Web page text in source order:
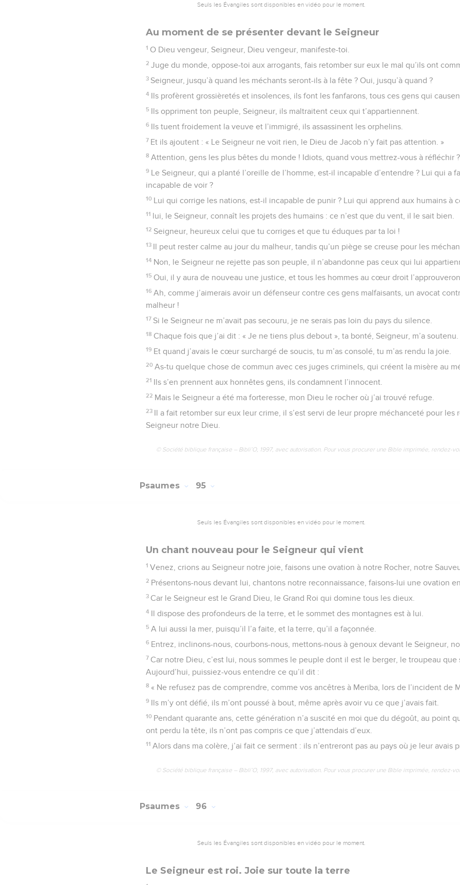
Seuls les Évangiles sont disponibles en vidéo pour le moment.
Au moment de se présenter devant le Seigneur
1 O Dieu vengeur, Seigneur, Dieu vengeur, manifeste-toi.
2 Juge du monde, oppose-toi aux arrogants, fais retomber sur eux le mal qu’ils ont
3 Seigneur, jusqu’à quand les méchants seront-ils à la fête ? Oui, jusqu’à quand ?
4 Ils profèrent grossièretés et insolences, ils font les fanfarons, tous ces gens qui
5 Ils oppriment ton peuple, Seigneur, ils maltraitent ceux qui t’appartiennent.
6 Ils tuent froidement la veuve et l’immigré, ils assassinent les orphelins.
7 Et ils ajoutent : « Le Seigneur ne voit rien, le Dieu de Jacob n’y fait pas attention. »
8 Attention, gens les plus bêtes du monde ! Idiots, quand vous mettrez-vous à réfléchir ?
9 Le Seigneur, qui a planté l’oreille de l’homme, est-il incapable d’entendre ? Lui qui a
incapable de voir ?
10 Lui qui corrige les nations, est-il incapable de punir ? Lui qui apprend aux humains à
11 lui, le Seigneur, connaît les projets des humains : ce n’est que du vent, il le sait bien.
12 Seigneur, heureux celui que tu corriges et que tu éduques par ta loi !
13 Il peut rester calme au jour du malheur, tandis qu’un piège se creuse pour les
14 Non, le Seigneur ne rejette pas son peuple, il n’abandonne pas ceux qui lui
15 Oui, il y aura de nouveau une justice, et tous les hommes au cœur droit
16 Ah, comme j’aimerais avoir un défenseur contre ces gens malfaisants, un avocat
malheur !
17 Si le Seigneur ne m’avait pas secouru, je ne serais pas loin du pays du silence.
18 Chaque fois que j’ai dit : « Je ne tiens plus debout », ta bonté, Seigneur, m’a soutenu.
19 Et quand j’avais le cœur surchargé de soucis, tu m’as consolé, tu m’as rendu la joie.
20 As-tu quelque chose de commun avec ces juges criminels, qui créent la misère au
21 Ils s’en prennent aux honnêtes gens, ils condamnent l’innocent.
22 Mais le Seigneur a été ma forteresse, mon Dieu le rocher où j’ai trouvé refuge.
23 Il a fait retomber sur eux leur crime, il s’est servi de leur propre méchanceté pour les
Seigneur notre Dieu.
© Société biblique française – Bibli’O, 1997, avec autorisation. Pour vous procurer une Bible imprimée, rendez-
Psaumes 95
Seuls les Évangiles sont disponibles en vidéo pour le moment.
Un chant nouveau pour le Seigneur qui vient
1 Venez, crions au Seigneur notre joie, faisons une ovation à notre Rocher, notre
2 Présentons-nous devant lui, chantons notre reconnaissance, faisons-lui une ovation
3 Car le Seigneur est le Grand Dieu, le Grand Roi qui domine tous les dieux.
4 Il dispose des profondeurs de la terre, et le sommet des montagnes est à lui.
5 A lui aussi la mer, puisqu’il l’a faite, et la terre, qu’il a façonnée.
6 Entrez, inclinons-nous, courbons-nous, mettons-nous à genoux devant le Seigneur,
7 Car notre Dieu, c’est lui, nous sommes le peuple dont il est le berger, le troupeau que
Aujourd’hui, puissiez-vous entendre ce qu’il dit :
8 « Ne refusez pas de comprendre, comme vos ancêtres à Meriba, lors de l’incident de
9 Ils m’y ont défié, ils m’ont poussé à bout, même après avoir vu ce que j’avais fait.
10 Pendant quarante ans, cette génération n’a suscité en moi que du dégoût, au point
ont perdu la tête, ils n’ont pas compris ce que j’attendais d’eux.
11 Alors dans ma colère, j’ai fait ce serment : ils n’entreront pas au pays où je leur avais
© Société biblique française – Bibli’O, 1997, avec autorisation. Pour vous procurer une Bible imprimée, rendez-
Psaumes 96
Seuls les Évangiles sont disponibles en vidéo pour le moment.
Le Seigneur est roi. Joie sur toute la terre